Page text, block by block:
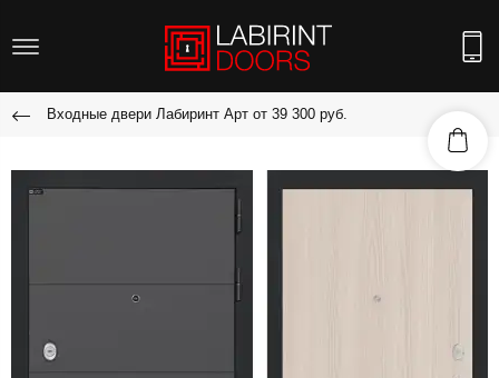
Входные двери Лабиринт Арт от 39 300 руб.